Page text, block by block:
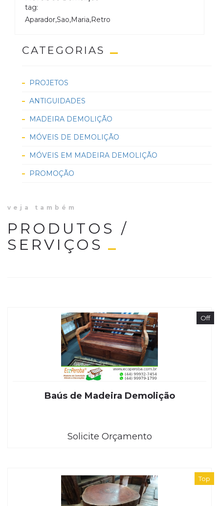
tag:
Aparador,Sao,Maria,Retro
CATEGORIAS
PROJETOS
ANTIGUIDADES
MADEIRA DEMOLIÇÃO
MÓVEIS DE DEMOLIÇÃO
MÓVEIS EM MADEIRA DEMOLIÇÃO
PROMOÇÃO
veja também
PRODUTOS /
SERVIÇOS
Baús de Madeira Demolição
Solicite Orçamento
Off
Top